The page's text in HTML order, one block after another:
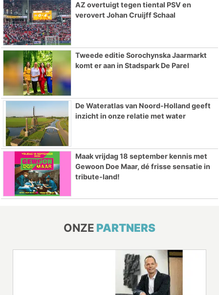
AZ overtuigt tegen tiental PSV en
verovert Johan Cruijff Schaal
Tweede editie Sorochynska Jaarmarkt
komt er aan in Stadspark De Parel
De Wateratlas van Noord-Holland geeft
inzicht in onze relatie met water
Maak vrijdag 18 september kennis met
Gewoon Doe Maar, dé frisse sensatie in
tribute-land!
ONZE PARTNERS